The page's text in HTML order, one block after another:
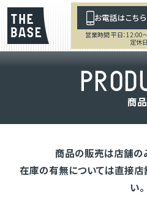
お電話はこちら
営業時間 平日：12:00
定休
PROD
商品
商品の販売は店舗の
在庫の有無については直接店
い。